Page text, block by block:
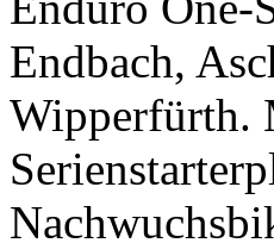
Endbach,
Wipperfürth.